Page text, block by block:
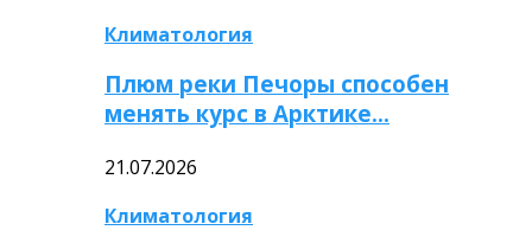
Климатология
Плюм реки Печоры способен
менять курс в Арктике…
21.07.2026
Климатология